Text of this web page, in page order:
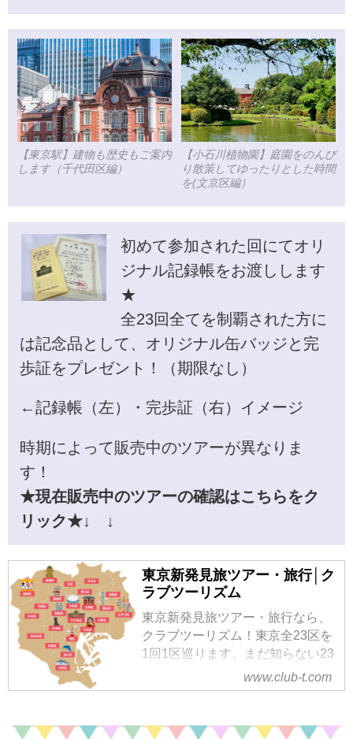
【東京駅】建物も歴史もご案内
します（千代田区編）
【小石川植物園】庭園をのんび
り散策してゆったりとした時間
を(文京区編）
初めて参加された回にてオリ
ジナル記録帳をお渡しします
★
全23回全てを制覇された方に
は記念品として、オリジナル缶バッジと完
歩証をプレゼント！（期限なし）
←記録帳（左）・完歩証（右）イメージ
時期によって販売中のツアーが異なりま
す！
★現在販売中のツアーの確認はこちらをク
リック★↓ ↓
東京新発見旅ツアー・旅行│ク
ラブツーリズム
東京新発見旅ツアー・旅行なら、
クラブツーリズム！東京全23区を
1回1区巡ります。まだ知らない23
回の驚嘆！興味のある区から新し
い発見の旅を始めてみませんか？
www.club-t.com